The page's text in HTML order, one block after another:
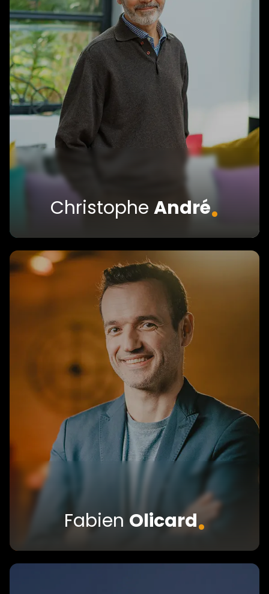
Christophe André.
Fabien Olicard.